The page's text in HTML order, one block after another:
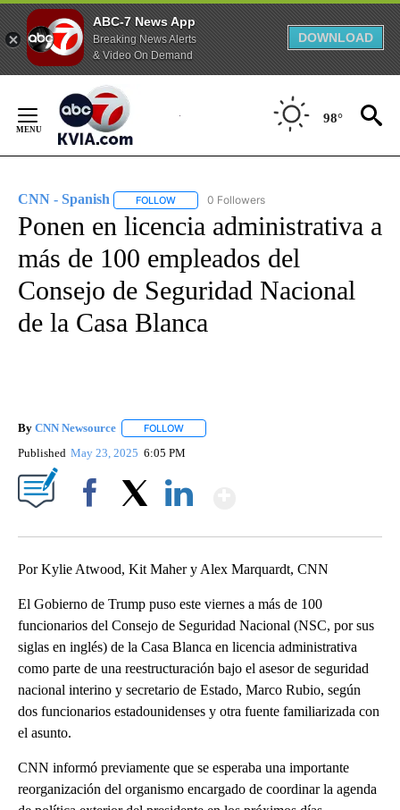
ABC-7 News App
Breaking News Alerts
& Video On Demand
DOWNLOAD
Content
98°
CNN - Spanish FOLLOW FOLLOW "CNN - SPANISH" TO RECEIVE
0 Followers
Ponen en licencia administrativa a
más de 100 empleados del
Consejo de Seguridad Nacional
de la Casa Blanca
By CNN Newsource FOLLOW
Published May 23, 2025 6:05 PM
Por Kylie Atwood, Kit Maher y Alex Marquardt, CNN
El Gobierno de Trump puso este viernes a más de 100
funcionarios del Consejo de Seguridad Nacional (NSC, por sus
siglas en inglés) de la Casa Blanca en licencia administrativa
como parte de una reestructuración bajo el asesor de seguridad
nacional interino y secretario de Estado, Marco Rubio, según
dos funcionarios estadounidenses y otra fuente familiarizada con
el asunto.
CNN informó previamente que se esperaba una importante
reorganización del organismo encargado de coordinar la agenda